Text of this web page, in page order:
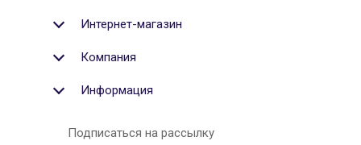
Интернет-магазин
Компания
Информация
Подписаться на рассылку